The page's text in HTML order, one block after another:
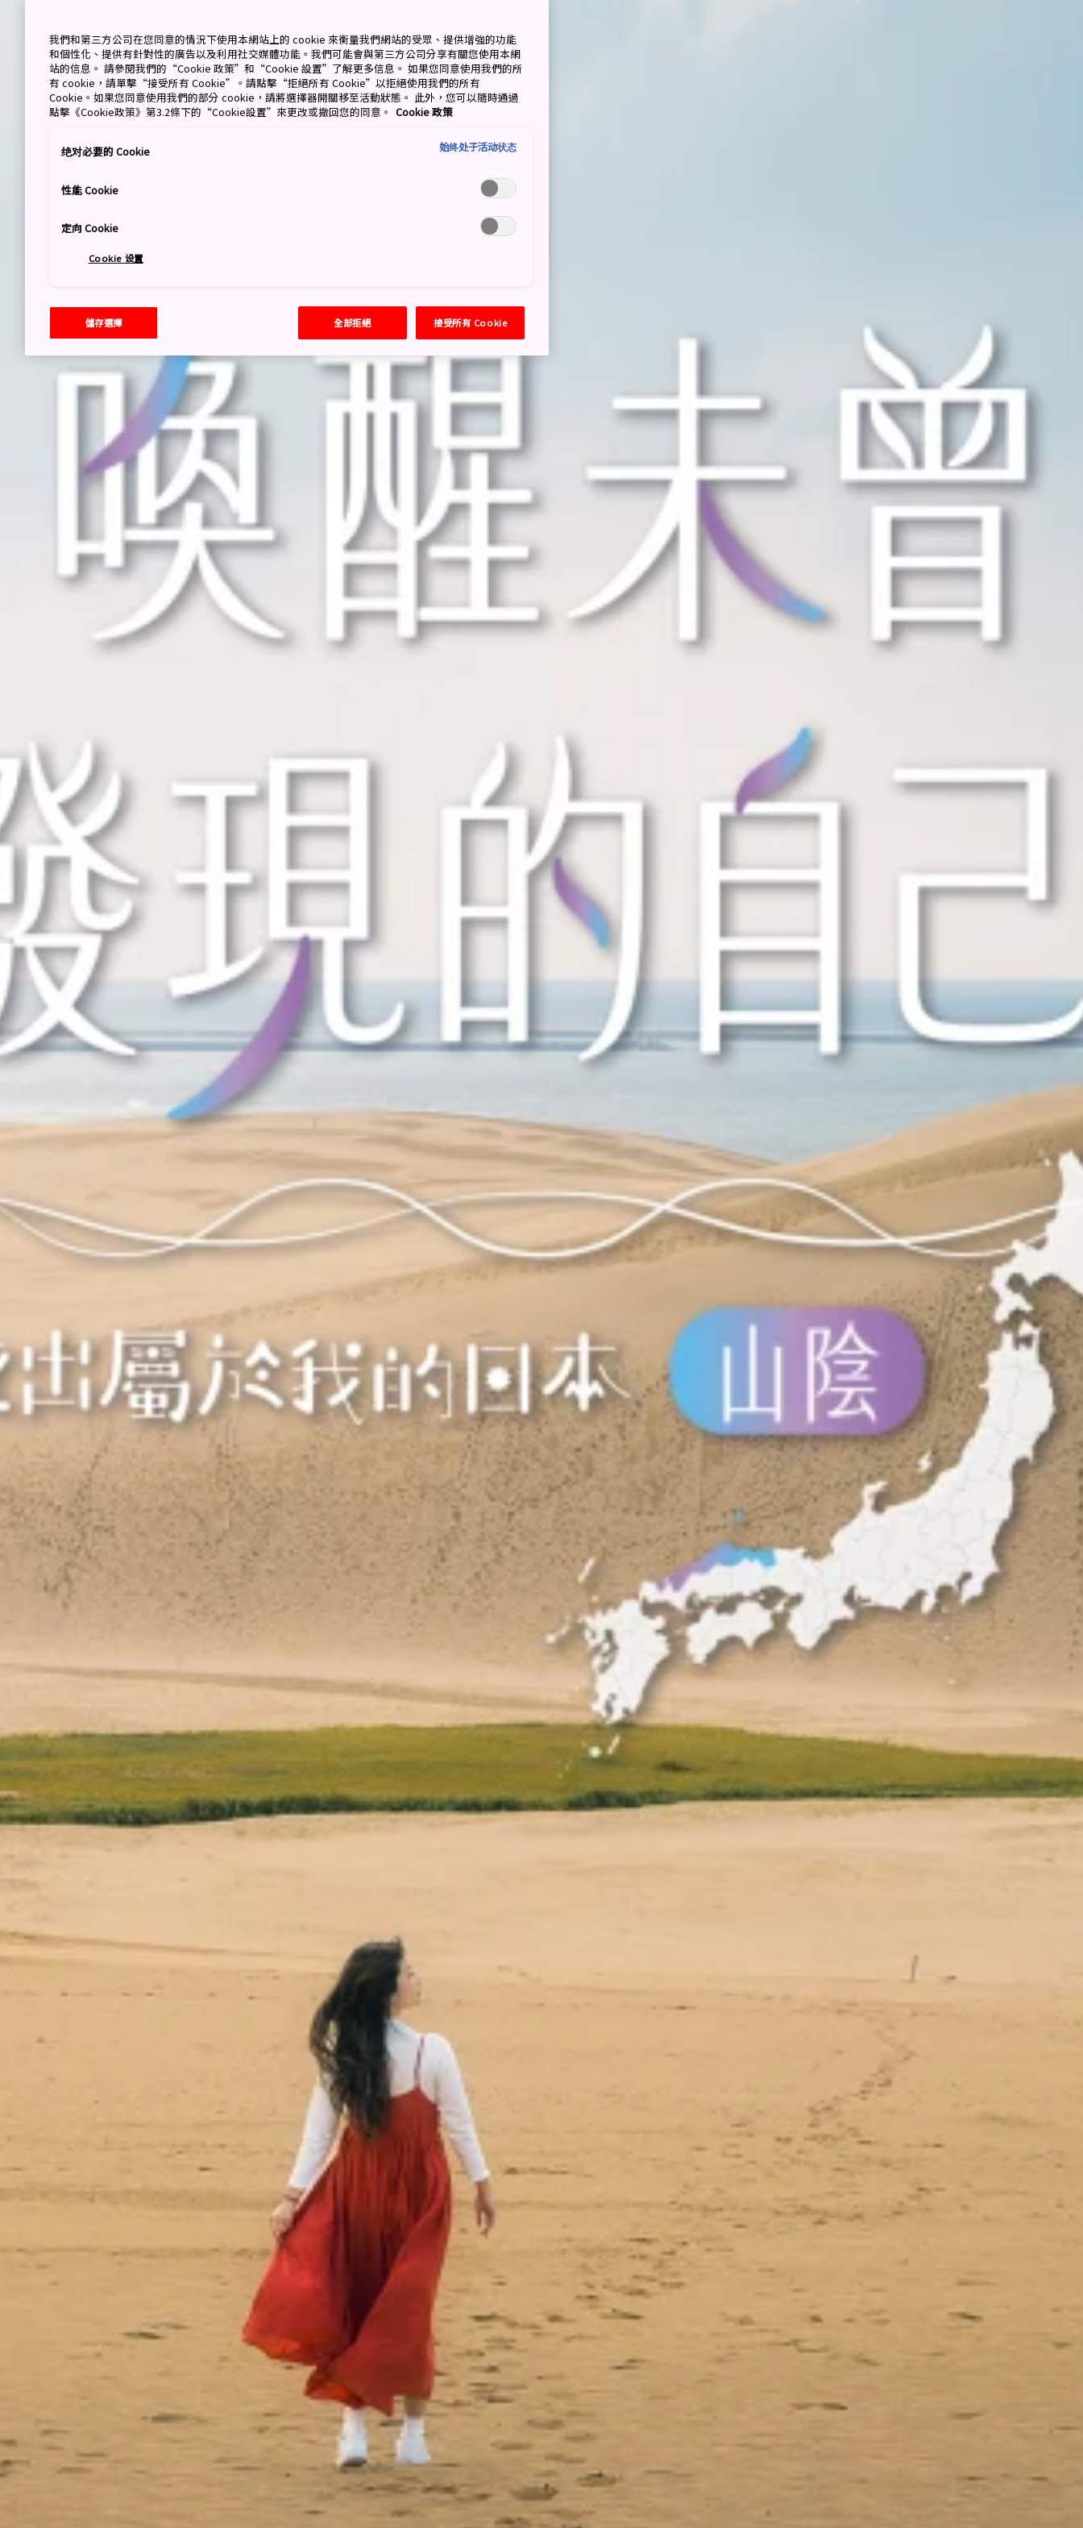
日本電玩聖地：硬核玩家的終極升級
我們和第三方公司在您同意的情況下使用本網站上的 cookie 來衡量我們網站的受眾、提供增強的功能
和個性化、提供有針對性的廣告以及利用社交媒體功能。我們可能會與第三方公司分享有關您使用本網
站的信息。 請參閱我們的“Cookie 政策”和“Cookie 設置”了解更多信息。 如果您同意使用我們的所
有 cookie，請單擊“接受所有 Cookie”。請點擊“拒絕所有 Cookie”以拒絕使用我們的所有
Cookie。如果您同意使用我們的部分 cookie，請將選擇器開關移至活動狀態。 此外，您可以隨時通過
點擊《Cookie政策》第3.2條下的“Cookie設置”來更改或撤回您的同意。 Cookie 政策
绝对必要的 Cookie 始终处于活动状态
性能 Cookie
定向 Cookie
Cookie 设置
儲存選擇 全部拒絕 接受所有 Cookie